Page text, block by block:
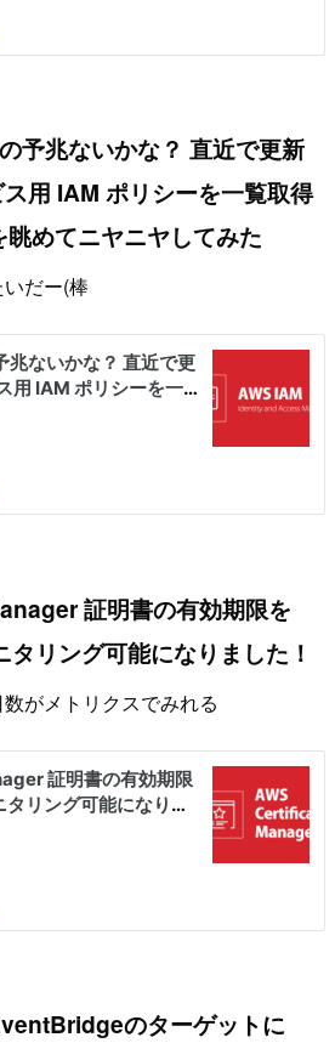
予兆ないかな？ 直近で更新
用 IAM ポリシーを一覧取得
めてニヤニヤしてみた
だー(棒
証明書の有効期限を
リング可能になりました！
がメトリクスでみれる
のターゲットに